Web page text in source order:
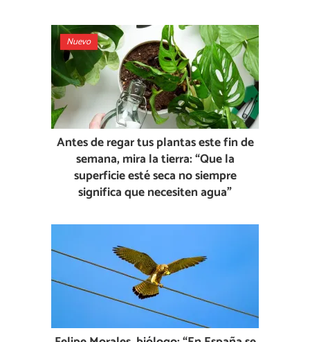
Nuevo
Antes de regar tus plantas este fin de
semana, mira la tierra: “Que la
superficie esté seca no siempre
significa que necesiten agua”